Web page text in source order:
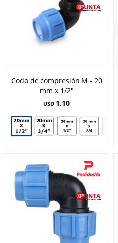
Codo de compresión M - 20
mm x 1/2"
USD 1,10